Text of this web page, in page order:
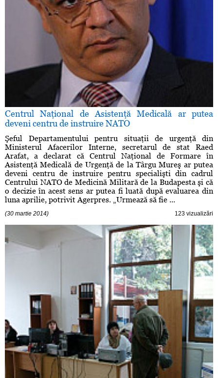
Centrul Naţional de Asistenţă Medicală ar putea
deveni centru de instruire NATO
Şeful Departamentului pentru situaţii de urgenţă din
Ministerul Afacerilor Interne, secretarul de stat Raed
Arafat, a declarat că Centrul Naţional de Formare în
Asistenţă Medicală de Urgenţă de la Târgu Mureş ar putea
deveni centru de instruire pentru specialişti din cadrul
Centrului NATO de Medicină Militară de la Budapesta şi că
o decizie în acest sens ar putea fi luată după evaluarea din
luna aprilie, potrivit Agerpres. „Urmează să fie ...
(30 martie 2014) 123 vizualizări